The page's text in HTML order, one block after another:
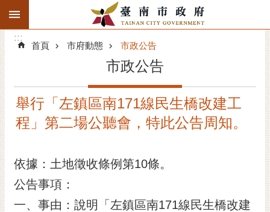
跳到主要內容區塊
搜
階
精彩府城
市府團隊
主題服務
:::
:::
首頁 市府動態 市政公告
市政公告
舉行「左鎮區南171線民生橋改建工
程」第二場公聽會，特此公告周知。
依據：土地徵收條例第10條。
公告事項：
一、事由：說明「左鎮區南171線民生橋改建